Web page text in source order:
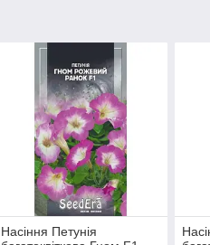
Насіння Петунія